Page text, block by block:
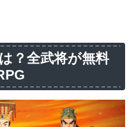
？全武将が無料